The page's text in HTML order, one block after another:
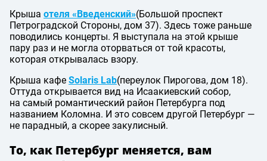
Крыша отеля «Введенский»(Большой проспект
Петроградской Стороны, дом 37). Здесь тоже раньше
поводились концерты. Я выступала на этой крыше
пару раз и не могла оторваться от той красоты,
которая открывалась взору.
Крыша кафе Solaris Lab(переулок Пирогова, дом 18).
Оттуда открывается вид на Исаакиевский собор,
на самый романтический район Петербурга под
названием Коломна. И это совсем другой Петербург —
не парадный, а скорее закулисный.
То, как Петербург меняется, вам